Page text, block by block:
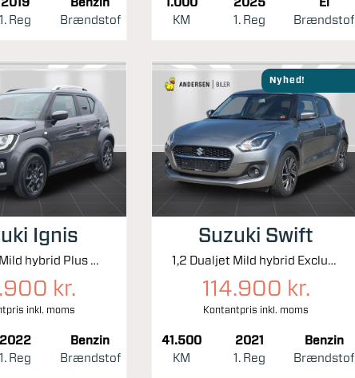
2019
1. Reg
Benzin
Brændstof
1.000
KM
2025
1. Reg
El
Brændstof
Ignis
1,2 Dualjet Mild hybrid Plus AEB 83HK 5d
kr.
inkl. moms
2022
1. Reg
Benzin
Brændstof
Nyhed!
Suzuki Swift
1,2 Dualjet Mild hybrid Exclusive AEB 83HK 5d
114.900 kr.
Kontantpris inkl. moms
41.500
KM
2021
1. Reg
Benzin
Brændstof